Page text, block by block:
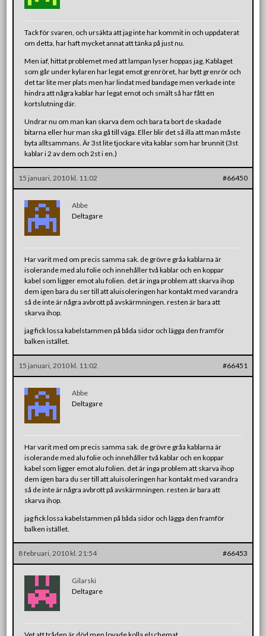
Tack för svaren, och ursäkta att jag inte har kommit in och uppdaterat
om detta, har haft mycket annat att tänka på just nu.
Men iaf, hittat problemet med att lampan lyser hoppas jag, Kablaget
som går under kylaren har legat emot grenröret, har bytt grenrör och
det tar lite mer plats men har lindat med bandage men verkade inte
hindra att några kablar har legat emot och smält så har fått en
kortslutning där.
Undrar nu om man kan skarva dem och bara ta bort de skadade
bitarna eller hur man ska gå till väga. Eller blir det så illa att man måste
byta alltsammans. Är 3st lite tjockare vita kablar som har brunnit (3st
kablar i 2 av dem och 2st i en.)
15 januari, 2010 kl. 11:02 #66450
Abbe
Deltagare
Har varit med om precis samma sak. de grövre gråa kablarna är
isolerande med alu folie och innehåller två kablar och en koppar
kabel som ligger emot alu folien. det är inga problem att skarva ihop
dem igen bara du ser till att aluisoleringen har kontakt med varandra
så de inte är några avbrott på avskärmningen. resten är bara att
skarva ihop.
jag fick lossa kabelstammen på båda sidor och lägga den framför
balken istället.
15 januari, 2010 kl. 11:02 #66451
Abbe
Deltagare
Har varit med om precis samma sak. de grövre gråa kablarna är
isolerande med alu folie och innehåller två kablar och en koppar
kabel som ligger emot alu folien. det är inga problem att skarva ihop
dem igen bara du ser till att aluisoleringen har kontakt med varandra
så de inte är några avbrott på avskärmningen. resten är bara att
skarva ihop.
jag fick lossa kabelstammen på båda sidor och lägga den framför
balken istället.
8 februari, 2010 kl. 21:54 #66453
Gilarski
Deltagare